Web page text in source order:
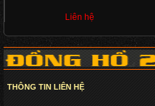
Liên hệ
THÔNG TIN LIÊN HỆ